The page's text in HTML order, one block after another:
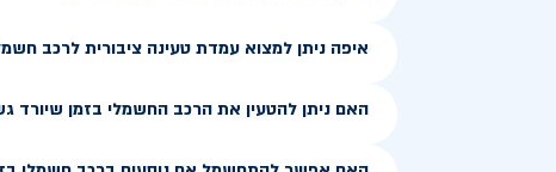
איפה ניתן למצוא עמדת טעינה ציבורית לרכב
האם ניתן להטעין את הרכב החשמלי בזמן שיורד